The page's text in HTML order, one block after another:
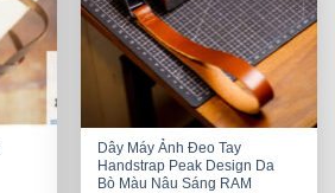
Dây Máy Ảnh Đeo Tay
Handstrap Peak Design Da
Bò Màu Nâu Sáng RAM